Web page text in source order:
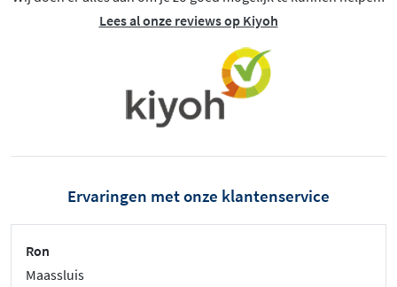
Lees al onze reviews op Kiyoh
Ervaringen met onze klantenservice
Ron
Maassluis